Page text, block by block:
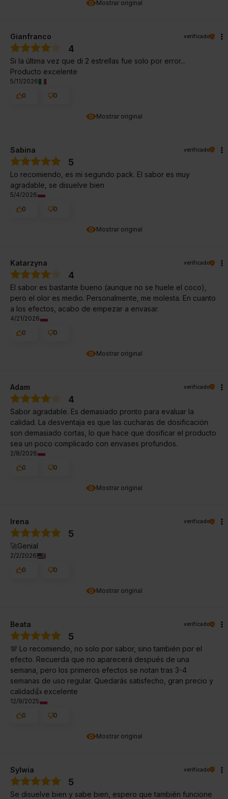
Mostrar original
Mostrar original
Gianfranco verificado
4
Si la última vez que di 2 estrellas fue solo por error...
Producto excelente
5/11/2026
0
0
Mostrar original
Sabina verificado
5
Lo recomiendo, es mi segundo pack. El sabor es muy
agradable, se disuelve bien
5/4/2026
0
0
Mostrar original
Katarzyna verificado
4
El sabor es bastante bueno (aunque no se huele el coco),
pero el olor es medio. Personalmente, me molesta. En cuanto
a los efectos, acabo de empezar a envasar.
4/21/2026
0
0
Mostrar original
Adam verificado
4
Sabor agradable. Es demasiado pronto para evaluar la
calidad. La desventaja es que las cucharas de dosificación
son demasiado cortas, lo que hace que dosificar el producto
sea un poco complicado con envases profundos.
2/8/2026
0
0
Mostrar original
Irena verificado
5
🚀Genial
2/2/2026
0
0
Mostrar original
Beata verificado
5
💯 Lo recomiendo, no solo por sabor, sino también por el
efecto. Recuerda que no aparecerá después de una
semana, pero los primeros efectos se notan tras 3-4
semanas de uso regular. Quedarás satisfecho, gran precio y
calidad👍️ excelente
12/9/2025
0
0
Sylwia verificado
5
Se disuelve bien y sabe bien, espero que también funcione